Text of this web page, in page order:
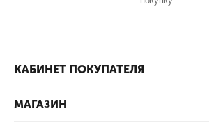
КАБИНЕТ ПОКУПАТЕЛЯ
МАГАЗИН